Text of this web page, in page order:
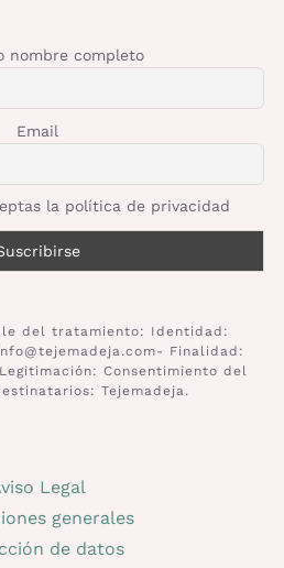
nombre completo
Email
la política de privacidad
del tratamiento: Identidad:
Finalidad:
Consentimiento del
Tejemadeja.
Legal
generales
de datos